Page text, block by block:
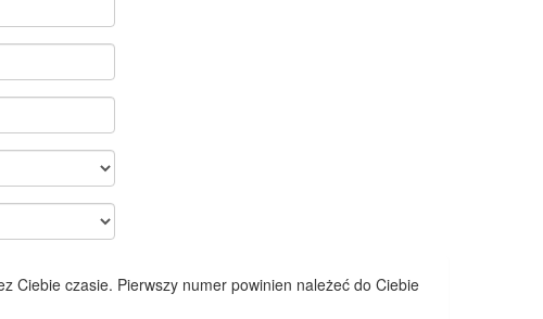
Ciebie czasie. Pierwszy numer powinien należeć do Ciebie